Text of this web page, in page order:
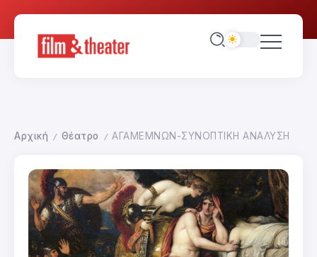
Αρχική / Θέατρο / ΑΓΑΜΕΜΝΩΝ-ΣΥΝΟΠΤΙΚΗ ΑΝΑΛΥΣΗ